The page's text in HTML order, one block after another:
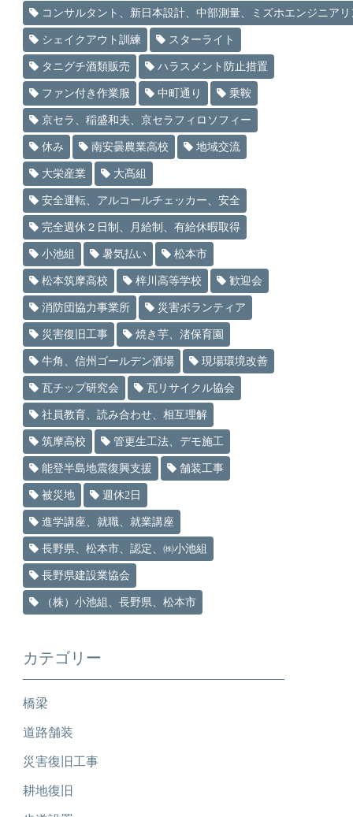
コンサルタント、新日本設計、中部測量、ミズホエンジニアリ
シェイクアウト訓練 スターライト
タニグチ酒類販売 ハラスメント防止措置
ファン付き作業服 中町通り 乗鞍
京セラ、稲盛和夫、京セラフィロソフィー
休み 南安曇農業高校 地域交流
大栄産業 大髙組
安全運転、アルコールチェッカー、安全
完全週休２日制、月給制、有給休暇取得
小池組 暑気払い 松本市
松本筑摩高校 梓川高等学校 歓迎会
消防団協力事業所 災害ボランティア
災害復旧工事 焼き芋、渚保育園
牛角、信州ゴールデン酒場 現場環境改善
瓦チップ研究会 瓦リサイクル協会
社員教育、読み合わせ、相互理解
筑摩高校 管更生工法、デモ施工
能登半島地震復興支援 舗装工事
被災地 週休2日
進学講座、就職、就業講座
長野県、松本市、認定、㈱小池組
長野県建設業協会
（株）小池組、長野県、松本市
カテゴリー
橋梁
道路舗装
災害復旧工事
耕地復旧